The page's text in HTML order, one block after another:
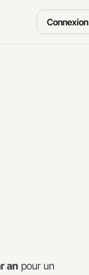
Connexion
an pour un